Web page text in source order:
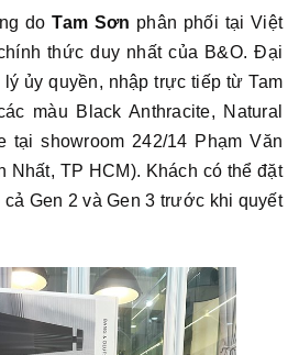
doTam Sơn phân phối tại Việt
thức duy nhất của B&O. Đại
ủy quyền, nhập trực tiếp từ Tam
màu Black Anthracite, Natural
tại showroom 242/14 Phạm Văn
Nhất, TP HCM). Khách có thể đặt
Gen 2 và Gen 3 trước khi quyết